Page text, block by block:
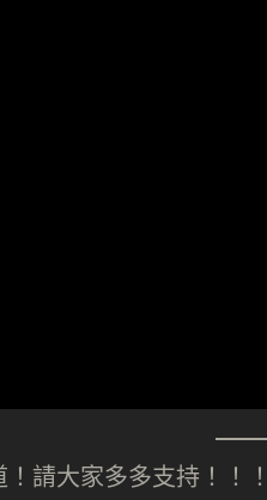
請大家多多支持！！！